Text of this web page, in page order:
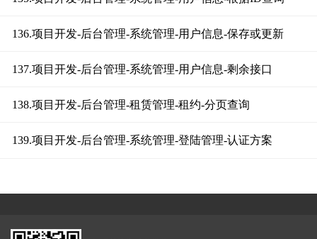
136.项目开发-后台管理-系统管理-用户信息-保存或更新
137.项目开发-后台管理-系统管理-用户信息-剩余接口
138.项目开发-后台管理-租赁管理-租约-分页查询
139.项目开发-后台管理-系统管理-登陆管理-认证方案